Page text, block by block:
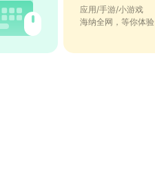
应用/手游/小游戏
海纳全网，等你体验